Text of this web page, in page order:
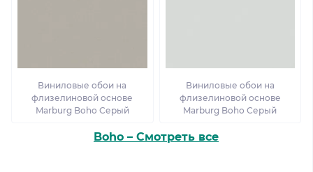
Виниловые обои на
флизелиновой основе
Marburg Boho Серый
Виниловые обои на
флизелиновой основе
Marburg Boho Серый
Boho – Смотреть все